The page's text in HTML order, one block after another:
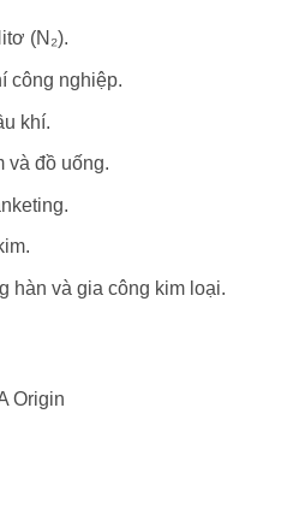
(N₂).
công nghiệp.
khí.
và đồ uống.
hàn và gia công kim loại.
Origin